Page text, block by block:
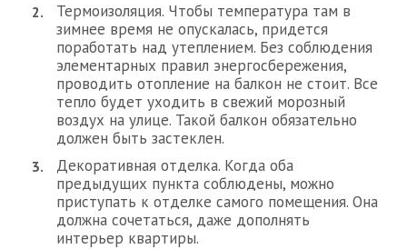
Термоизоляция. Чтобы температура там в
зимнее время не опускалась, придется
поработать над утеплением. Без соблюдения
элементарных правил энергосбережения,
проводить отопление на балкон не стоит. Все
тепло будет уходить в свежий морозный
воздух на улице. Такой балкон обязательно
должен быть застеклен.
Декоративная отделка. Когда оба
предыдущих пункта соблюдены, можно
приступать к отделке самого помещения. Она
должна сочетаться, даже дополнять
интерьер квартиры.